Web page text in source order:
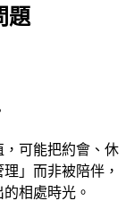
題
可能把約會、休
」而非被陪伴，
相處時光。